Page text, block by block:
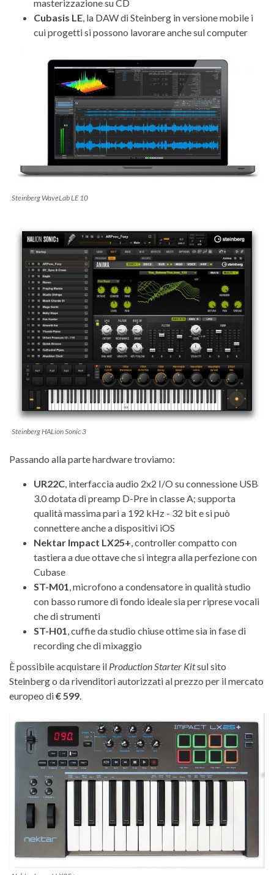
masterizzazione su CD
Cubasis LE , la DAW di Steinberg in versione mobile i
cui progetti si possono lavorare anche sul computer
Steinberg WaveLab LE 10
Steinberg HALion Sonic 3
Passando alla parte hardware troviamo:
UR22C, interfaccia audio 2x2 I/O su connessione USB
3.0 dotata di preamp D-Pre in classe A; supporta
qualità massima pari a 192 kHz - 32 bit e si può
connettere anche a dispositivi iOS
Nektar Impact LX25+, controller compatto con
tastiera a due ottave che si integra alla perfezione con
Cubase
ST-M01, microfono a condensatore in qualità studio
con basso rumore di fondo ideale sia per riprese vocali
che di strumenti
ST-H01, cuffie da studio chiuse ottime sia in fase di
recording che di mixaggio
È possibile acquistare il Production Starter Kitsul sito
Steinberg o da rivenditori autorizzati al prezzo per il mercato
europeo di€ 599.